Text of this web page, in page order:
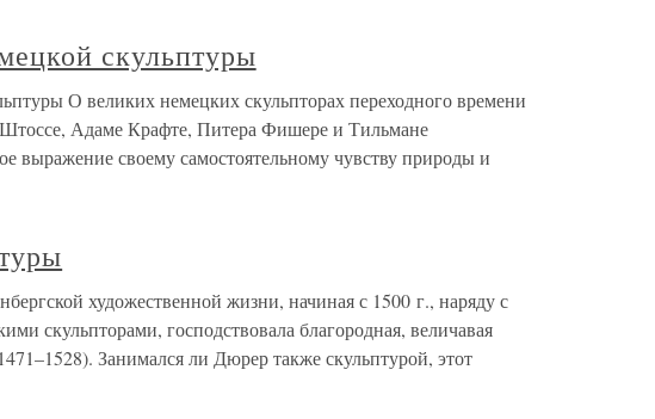
скульптуры
О великих немецких скульпторах переходного времени
Адаме Крафте, Питера Фишере и Тильмане
выражение своему самостоятельному чувству природы и
художественной жизни, начиная с 1500 г., наряду с
скульпторами, господствовала благородная, величавая
Занимался ли Дюрер также скульптурой, этот